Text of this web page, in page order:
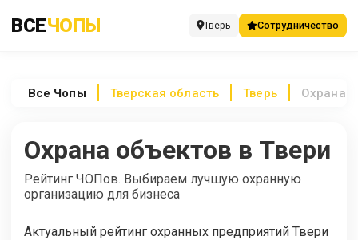
ВСЕЧОПЫ Тверь Сотрудничество
Все Чопы Тверская область Тверь Охрана
Охрана объектов в Твери
Рейтинг ЧОПов. Выбираем лучшую охранную
организацию для бизнеса
Актуальный рейтинг охранных предприятий Твери